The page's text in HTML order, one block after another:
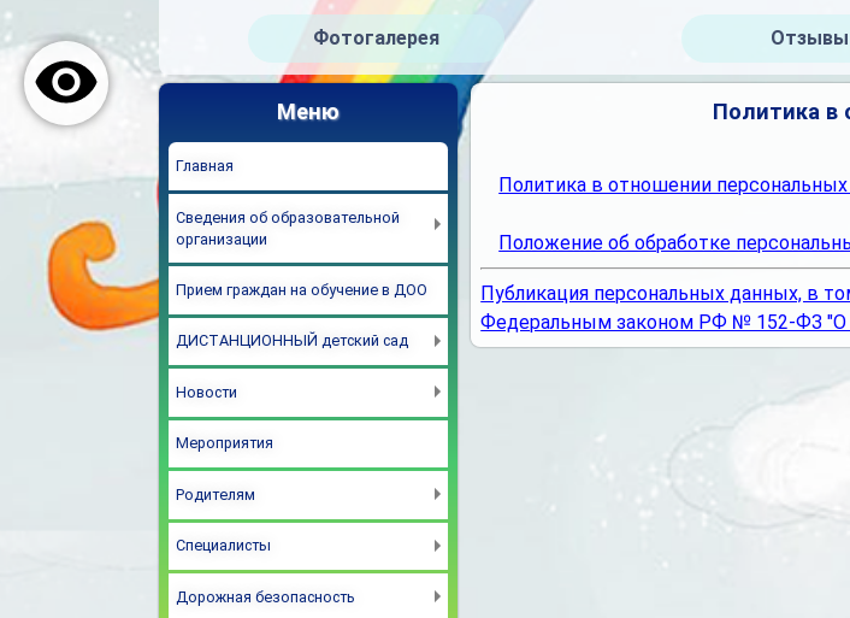
Фотогалерея Отзывы
Меню
Главная
Сведения об образовательной
организации
Прием граждан на обучение в ДОО
ДИСТАНЦИОННЫЙ детский сад
Новости
Мероприятия
Родителям
Специалисты
Дорожная безопасность
Политика в
Политика в отношении
Положение об обработке
Публикация персональных данных, в
Федеральным законом РФ № 152-ФЗ "О